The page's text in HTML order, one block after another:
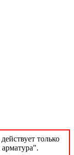
только
арматура".